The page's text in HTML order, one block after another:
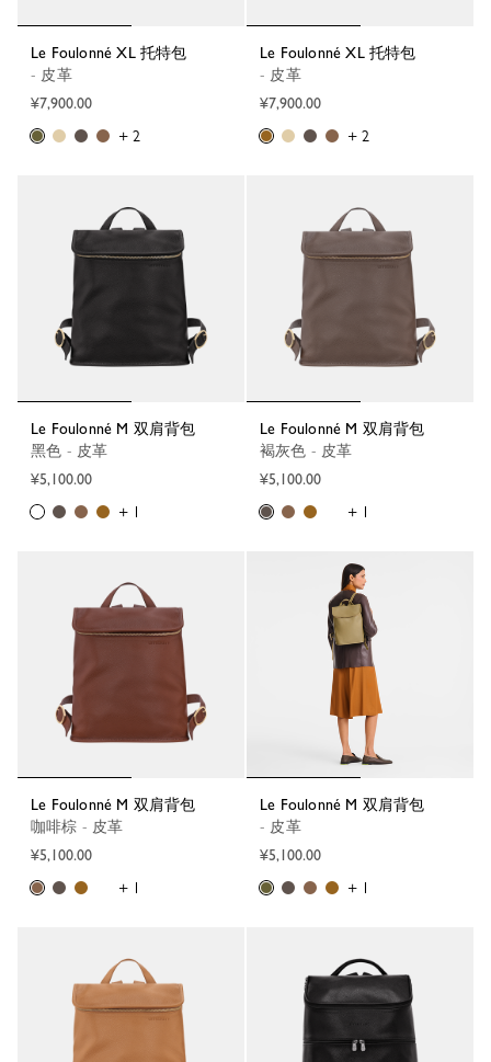
Le Foulonné XL 托特包
- 皮革
¥7,900.00
+ 2
Le Foulonné XL 托特包
- 皮革
¥7,900.00
+ 2
Le Foulonné M 双肩背包
黑色 - 皮革
¥5,100.00
+ 1
Le Foulonné M 双肩背包
褐灰色 - 皮革
¥5,100.00
+ 1
Le Foulonné M 双肩背包
咖啡棕 - 皮革
¥5,100.00
+ 1
Le Foulonné M 双肩背包
- 皮革
¥5,100.00
+ 1